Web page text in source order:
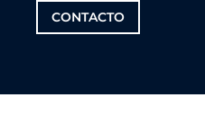
CONTACTO